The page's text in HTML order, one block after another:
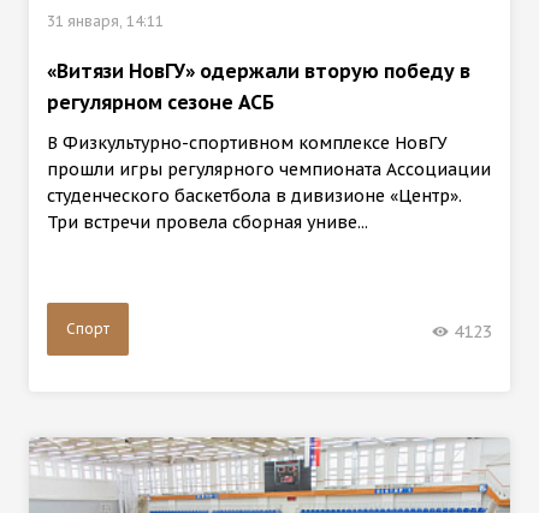
31 января, 14:11
«Витязи НовГУ» одержали вторую победу в
регулярном сезоне АСБ
В Физкультурно-спортивном комплексе НовГУ
прошли игры регулярного чемпионата Ассоциации
студенческого баскетбола в дивизионе «Центр».
Три встречи провела сборная униве...
Спорт 4123